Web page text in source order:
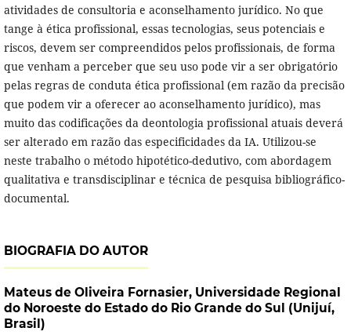
atividades de consultoria e aconselhamento jurídico. No que
tange à ética profissional, essas tecnologias, seus potenciais e
riscos, devem ser compreendidos pelos profissionais, de forma
que venham a perceber que seu uso pode vir a ser obrigatório
pelas regras de conduta ética profissional (em razão da precisão
que podem vir a oferecer ao aconselhamento jurídico), mas
muito das codificações da deontologia profissional atuais deverá
ser alterado em razão das especificidades da IA. Utilizou-se
neste trabalho o método hipotético-dedutivo, com abordagem
qualitativa e transdisciplinar e técnica de pesquisa bibliográfico-
documental.
BIOGRAFIA DO AUTOR
Mateus de Oliveira Fornasier, Universidade Regional
do Noroeste do Estado do Rio Grande do Sul (Unijuí,
Brasil)